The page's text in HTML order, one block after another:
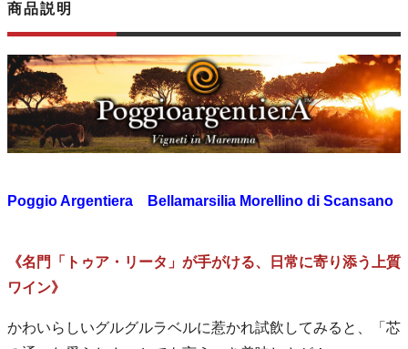
商品説明
Poggio Argentiera Bellamarsilia Morellino di Scansano
《名門「トゥア・リータ」が手がける、日常に寄り添う上質
ワイン》
かわいらしいグルグルラベルに惹かれ試飲してみると、「芯